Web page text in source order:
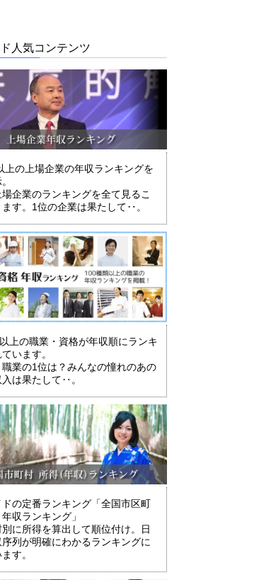
人気コンテンツ
上の上場企業の年収ランキングを
場企業のランキングを全て見るこ
ます。1位の企業は果たして‥。
上の職業・資格が年収順にランキ
います。
業の1位は？みんなの憧れのあの
は果たして‥。
の定番ランキング「全国市区町
収ランキング」
に所得を算出して順位付け。日
列が明確にわかるランキングに
す。